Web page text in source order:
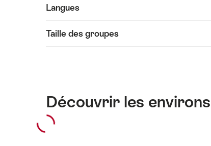
contenus
Informations
Langues
Taille des groupes
Découvrir les environs